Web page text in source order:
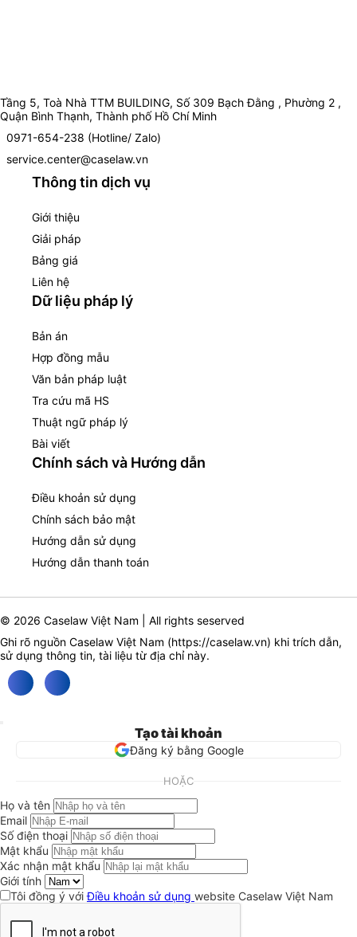
Tầng 5, Toà Nhà TTM BUILDING, Số 309 Bạch Đằng , Phường 2 ,
Quận Bình Thạnh, Thành phố Hồ Chí Minh
0971-654-238 (Hotline/ Zalo)
service.center@caselaw.vn
Thông tin dịch vụ
Giới thiệu
Giải pháp
Bảng giá
Liên hệ
Dữ liệu pháp lý
Bản án
Hợp đồng mẫu
Văn bản pháp luật
Tra cứu mã HS
Thuật ngữ pháp lý
Bài viết
Chính sách và Hướng dẫn
Điều khoản sử dụng
Chính sách bảo mật
Hướng dẫn sử dụng
Hướng dẫn thanh toán
© 2026 Caselaw Việt Nam | All rights seserved
Ghi rõ nguồn Caselaw Việt Nam (https://caselaw.vn) khi trích dẫn,
sử dụng thông tin, tài liệu từ địa chỉ này.
Tạo tài khoản
Đăng ký bằng Google
HOẶC
Họ và tên
Email
Số điện thoại
Mật khẩu
Xác nhận mật khẩu
Giới tính
Tôi đồng ý vớiĐiều khoản sử dụng website Caselaw Việt Nam